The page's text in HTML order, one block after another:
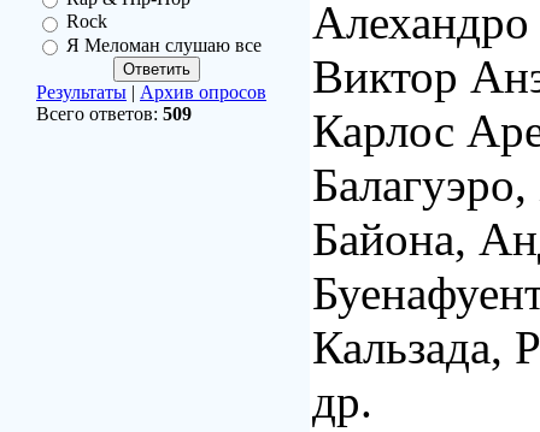
Rock
Я Меломан слушаю все
Результаты | Архив опросов
Всего ответов: 509
Виктор
Карлос
Байона,
Кальзада,
др.